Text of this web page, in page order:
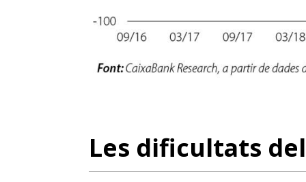
Les dificultats